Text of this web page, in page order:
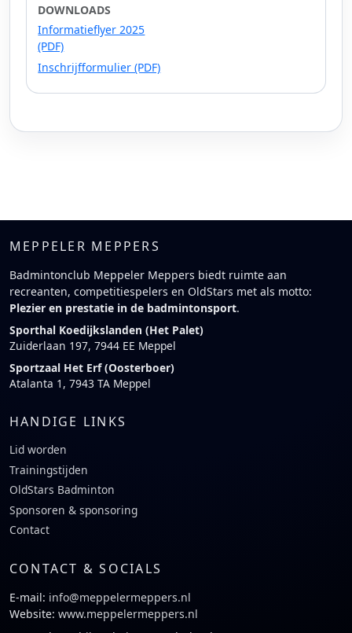
DOWNLOADS
Informatieflyer 2025
(PDF)
Inschrijfformulier (PDF)
MEPPELER MEPPERS
Badmintonclub Meppeler Meppers biedt ruimte aan
recreanten, competitiespelers en OldStars met als motto:
Plezier en prestatie in de badmintonsport.
Sporthal Koedijkslanden (Het Palet)
Zuiderlaan 197, 7944 EE Meppel
Sportzaal Het Erf (Oosterboer)
Atalanta 1, 7943 TA Meppel
HANDIGE LINKS
Lid worden
Trainingstijden
OldStars Badminton
Sponsoren & sponsoring
Contact
CONTACT & SOCIALS
E-mail: info@meppelermeppers.nl
Website: www.meppelermeppers.nl